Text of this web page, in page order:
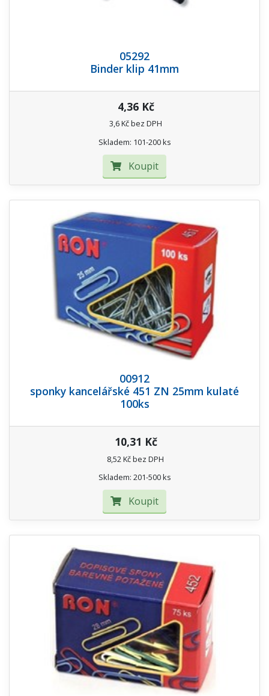
05292
Binder klip 41mm
4,36 Kč
3,6 Kč bez DPH
Skladem: 101-200 ks
Koupit
00912
sponky kancelářské 451 ZN 25mm kulaté
100ks
10,31 Kč
8,52 Kč bez DPH
Skladem: 201-500 ks
Koupit